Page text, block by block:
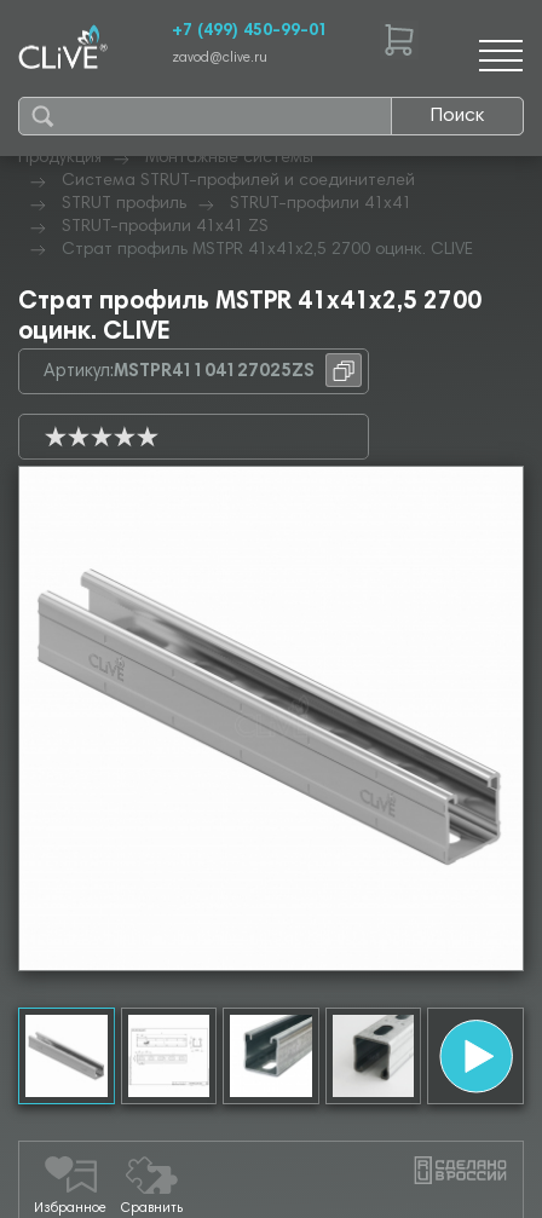
Поиск
+7 (499) 450-99-01
zavod@clive.ru
Продукция
Монтажные системы
Система STRUT-профилей и соединителей
STRUT профиль
STRUT-профили 41х41
STRUT-профили 41х41 ZS
Страт профиль MSTPR 41х41х2,5 2700 оцинк. CLIVE
Страт профиль MSTPR 41х41х2,5 2700
оцинк. CLIVE
Артикул:MSTPR41104127025ZS
Избранное Сравнить